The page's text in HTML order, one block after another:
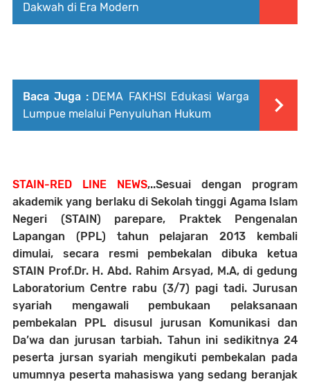
Dakwah di Era Modern
Baca Juga : DEMA FAKHSI Edukasi Warga
Lumpue melalui Penyuluhan Hukum
STAIN-RED LINE NEWS,..Sesuai dengan program
akademik yang berlaku di Sekolah tinggi Agama Islam
Negeri (STAIN) parepare, Praktek Pengenalan
Lapangan (PPL) tahun pelajaran 2013 kembali
dimulai, secara resmi pembekalan dibuka ketua
STAIN Prof.Dr. H. Abd. Rahim Arsyad, M.A, di gedung
Laboratorium Centre rabu (3/7) pagi tadi. Jurusan
syariah mengawali pembukaan pelaksanaan
pembekalan PPL disusul jurusan Komunikasi dan
Da’wa dan jurusan tarbiah. Tahun ini sedikitnya 24
peserta jursan syariah mengikuti pembekalan pada
umumnya peserta mahasiswa yang sedang beranjak